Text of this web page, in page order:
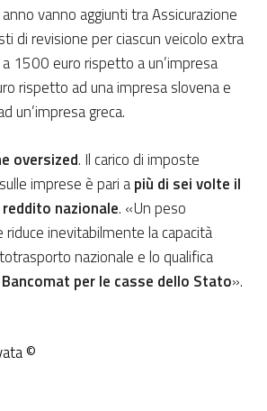
vanno aggiunti tra Assicurazione
di revisione per ciascun veicolo extra
1500 euro rispetto a un’impresa
rispetto ad una impresa slovena e
un’impresa greca.
oversized. Il carico di imposte
imprese è pari apiù di sei volte il
nazionale. «Un peso
inevitabilmente la capacità
nazionale e lo qualifica
per le casse dello Stato».
©